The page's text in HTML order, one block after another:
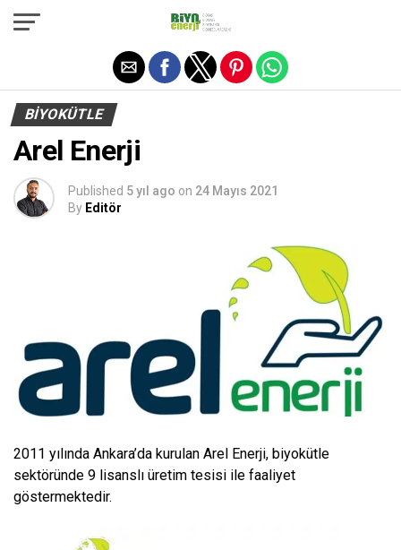
BIYOKÜTLE
Arel Enerji
Published 5 yıl ago on 24 Mayıs 2021
By Editör
2011 yılında Ankara’da kurulan Arel Enerji, biyokütle
sektöründe 9 lisanslı üretim tesisi ile faaliyet
göstermektedir.
Exit mobile version